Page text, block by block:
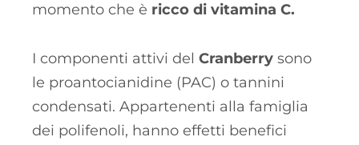
momento che è ricco di vitamina C.
I componenti attivi del Cranberry sono
le proantocianidine (PAC) o tannini
condensati. Appartenenti alla famiglia
dei polifenoli, hanno effetti benefici